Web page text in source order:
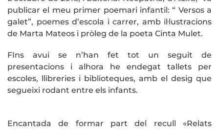
publicar el meu primer poemari infantil: “ Versos a
galet”, poemes d’escola i carrer, amb il·lustracions
de Marta Mateos i pròleg de la poeta Cinta Mulet.
FIns avui se n’han fet tot un seguit de
presentacions i alhora he endegat tallets per
escoles, llibreries i biblioteques, amb el desig que
segueixi rodant entre els infants.
Encantada de formar part del recull «Relats